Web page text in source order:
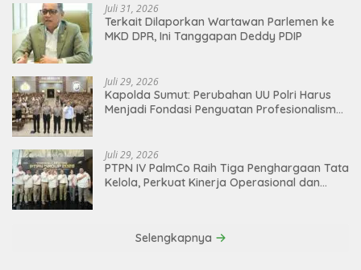
Juli 31, 2026
Terkait Dilaporkan Wartawan Parlemen ke
MKD DPR, Ini Tanggapan Deddy PDIP
Juli 29, 2026
Kapolda Sumut: Perubahan UU Polri Harus
Menjadi Fondasi Penguatan Profesionalisme
Juli 29, 2026
PTPN IV PalmCo Raih Tiga Penghargaan Tata
Kelola, Perkuat Kinerja Operasional dan
Selengkapnya